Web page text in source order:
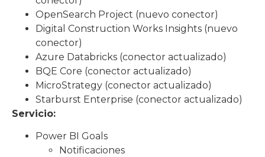
OpenSearch Project (nuevo conector)
Digital Construction Works Insights (nuevo
conector)
Azure Databricks (conector actualizado)
BQE Core (conector actualizado)
MicroStrategy (conector actualizado)
Starburst Enterprise (conector actualizado)
Servicio:
Power BI Goals
Notificaciones